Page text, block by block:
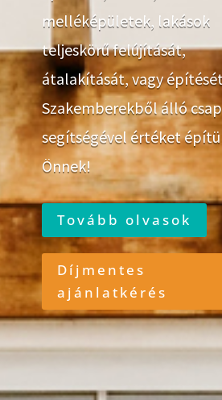
melléképületek, lakások
teljeskörű felújítását,
átalakítását, vagy
Szakemberekből álló
segítségével értéket
Önnek!
Tovább olvasok
Díjmentes
ajánlatkérés